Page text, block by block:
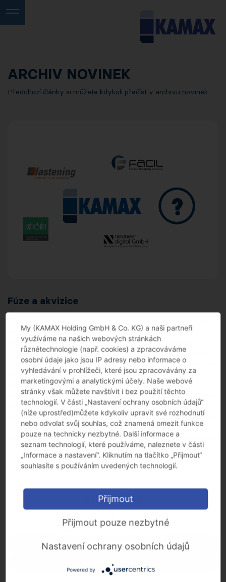
ARCHIV NOVINEK
Předchozí články si můžete kdykoli přečíst v archivu novinek.
Fúze a akvizice
naše podnikání mimo hlavní zaměření na automobilový
průmysl. Dalšími způsoby, jak toho dosáhnout, jsou formy
spolupráce, fúze a akvizice. V návaznosti na to zaměstnanci
CS&D i dalších oddělení usilovně hledají vhodné společnosti, ve
kterých může KAMAX investovat nebo je převzít. To nám
poskytne příležitosti v dalších průmyslových odvětvích a
regionech, které odpovídají naší strategii. Velká část našeho úsilí
však není vidět, protože jen málo hodnocených společností se
nakonec ukáže jako vhodných. Realizovat dohodu o spolupráci
je jako běžet marathon – abyste dorazili do cíle, vyžaduje to
vytrvalost – ale stojí to za to. Dobrým příkladem takové dohody
je naše spolupráce se skupinou “Robert Schröder”.
Další odkazy
Zpět na domovskou stránku
Obecné informace
My (KAMAX Holding GmbH & Co. KG) a naši partneři
využíváme na našich webových stránkách
různétechnologie (např. cookies) a zpracováváme
osobní údaje jako jsou IP adresy nebo informace o
vyhledávání v prohlížeči, které jsou zpracovávány za
marketingovými a analytickými účely. Naše webové
stránky však můžete navštívit i bez použití těchto
technologií. V části „Nastavení ochrany osobních údajů“
(níže uprostřed)můžete kdykoliv upravit své rozhodnutí
nebo odvolat svůj souhlas, což znamená omezit funkce
pouze na technicky nezbytné. Další informace a
seznam technologií, které používáme, naleznete v části
„Informace a nastavení“. Kliknutím na tlačítko „Přijmout“
souhlasíte s používáním uvedených technologií.
Přijmout
Přijmout pouze nezbytné
Nastavení ochrany osobních údajů
Powered by